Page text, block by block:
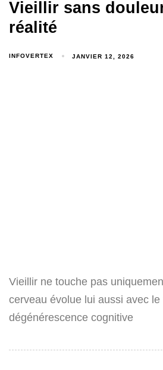
Vieillir sans
réalité
INFOVERTEX JANVIER 12, 2026
Vieillir ne touche pas
cerveau évolue lui aussi avec
dégénérescence cognitive